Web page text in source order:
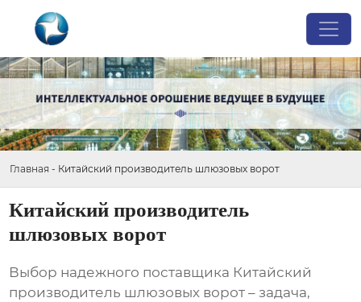
Главная - Китайский производитель шлюзовых ворот
Китайский производитель
шлюзовых ворот
Выбор надежного поставщика Китайский
производитель шлюзовых ворот – задача,